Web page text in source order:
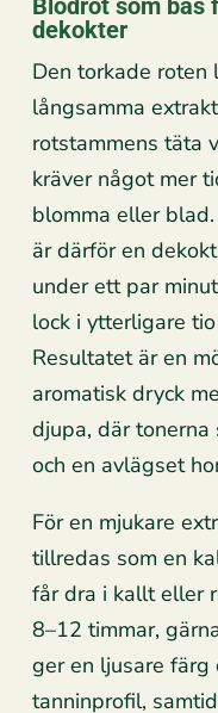
Blodrot som bas
dekokter
Den torkade
långsamma
rotstammens täta
kräver något mer
blomma eller
är därför en
under ett par
lock i ytterligare
Resultatet är en
aromatisk dryck
djupa, där
och en avlägset
För en mjukare
tillredas som en
får dra i kallt eller
8–12 timmar,
ger en ljusare färg
tanninprofil,